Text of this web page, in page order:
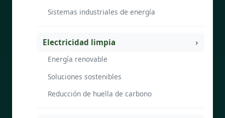
Sistemas industriales de energía
Electricidad limpia
Energía renovable
Soluciones sostenibles
Reducción de huella de carbono